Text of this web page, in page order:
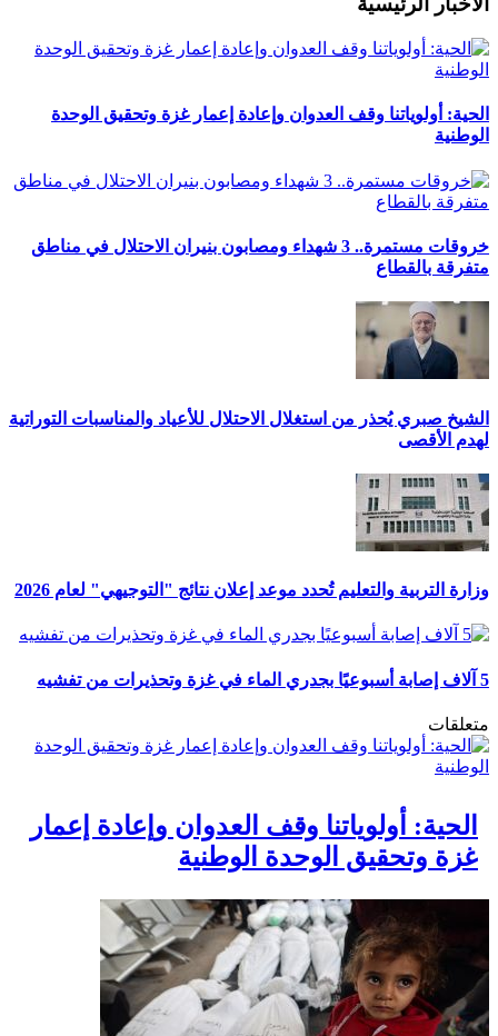
الحية: أولوياتنا وقف العدوان وإعادة إعمار غزة وتحقيق الوحدة
الوطنية
خروقات مستمرة.. 3 شهداء ومصابون بنيران الاحتلال في مناطق
متفرقة بالقطاع
الشيخ صبري يُحذر من استغلال الاحتلال للأعياد والمناسبات التوراتية
لهدم الأقصى
وزارة التربية والتعليم تُحدد موعد إعلان نتائج "التوجيهي" لعام 2026
5 آلاف إصابة أسبوعيًا بجدري الماء في غزة وتحذيرات من تفشيه
متعلقات
الحية: أولوياتنا وقف العدوان وإعادة إعمار
غزة وتحقيق الوحدة الوطنية